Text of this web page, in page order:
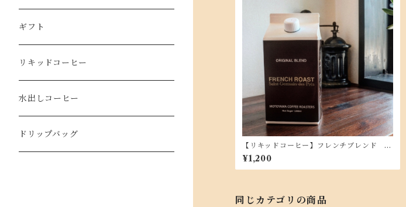
【リキッドコーヒー】フレンチブレンド サ
ン・ジェルマン・デ・プレ 無糖 1,000ml
¥1,200
同じカテゴリの商品
ギフト
リキッドコーヒー
水出しコーヒー
ドリップバッグ